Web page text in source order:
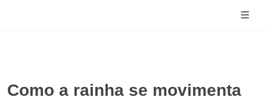
Como a rainha se movimenta